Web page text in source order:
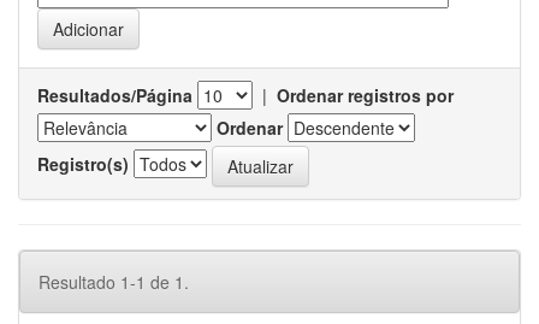
Resultados/Página | Ordenar registros por
Ordenar
Registro(s)
Resultado 1-1 de 1.